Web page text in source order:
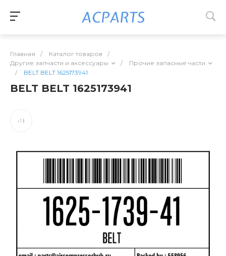
Главная / Каталог товаров
/
Другие запчасти и аксессуары
/
Прочие запасные части
/
BELT BELT 1625173941
BELT BELT 1625173941